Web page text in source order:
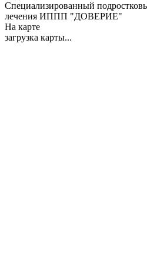
Специализированный
лечения ИППП "ДОВЕРИЕ"
На карте
загрузка карты...